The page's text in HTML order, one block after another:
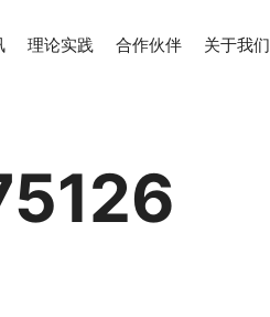
理论实践 合作伙伴 关于我们